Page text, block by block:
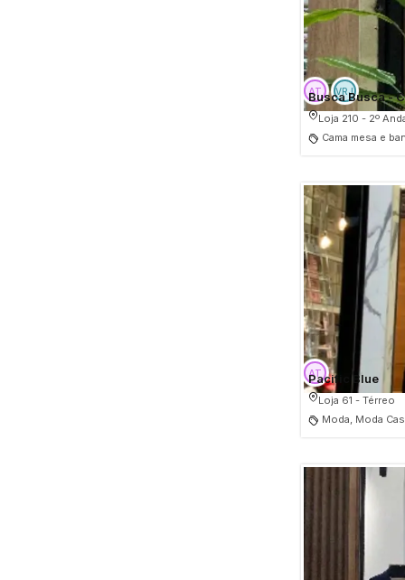
Busca Busca -
Loja 210 - 2º
Pacific Blue
Loja 61 - Térreo
Moda, Moda